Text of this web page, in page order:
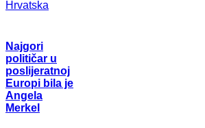
Hrvatska
Najgori
političar u
poslijeratnoj
Europi bila je
Angela
Merkel